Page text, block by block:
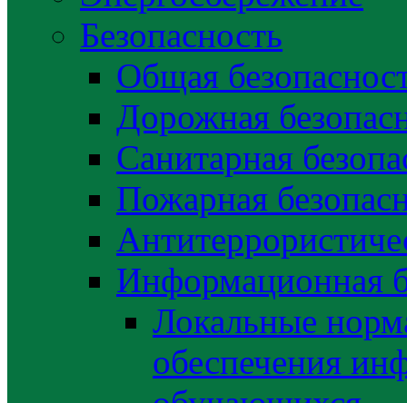
Безопасность
Общая
Дорожная
Санитарная
Пожарная
Информационная
Локальные
обеспечения